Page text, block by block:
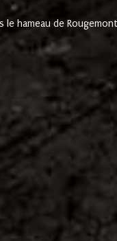
le hameau de